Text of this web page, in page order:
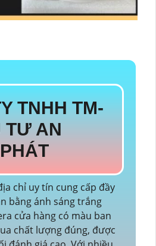
TNHH TM-
TƯ AN
chỉ uy tín cung cấp đầy
bằng ánh sáng trắng
cửa hàng có màu ban
chất lượng đúng, được